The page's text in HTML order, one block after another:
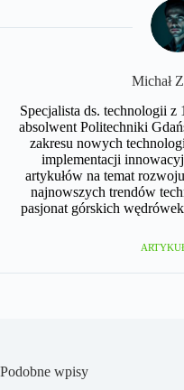
Michał
Specjalista ds. technologii z
absolwent Politechniki
zakresu nowych
implementacji
artykułów na temat
najnowszych trendów
pasjonat górskich
Podobne wpisy